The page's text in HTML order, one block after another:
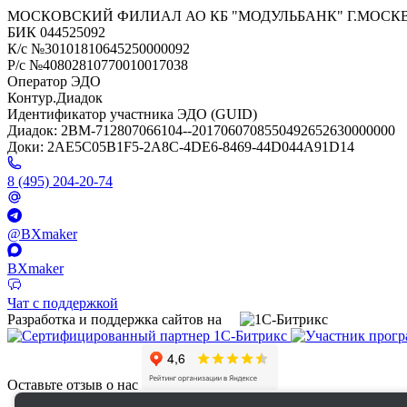
МОСКОВСКИЙ ФИЛИАЛ АО КБ "МОДУЛЬБАНК"
БИК 044525092
К/с №30101810645250000092
Р/с №40802810770010017038
Оператор ЭДО
Контур.Диадок
Идентификатор участника ЭДО (GUID)
Диадок: 2BM-712807066104--2017060708550492652630000000
Доки: 2AE5C05B1F5-2A8C-4DE6-8469-44D044A91D14
8 (495) 204-20-74
@BXmaker
BXmaker
Чат с поддержкой
Разработка и поддержка сайтов на
Оставьте отзыв о нас